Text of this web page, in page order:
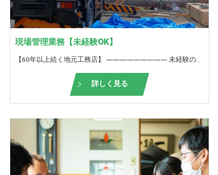
現場管理業務【未経験OK】
詳しく見る